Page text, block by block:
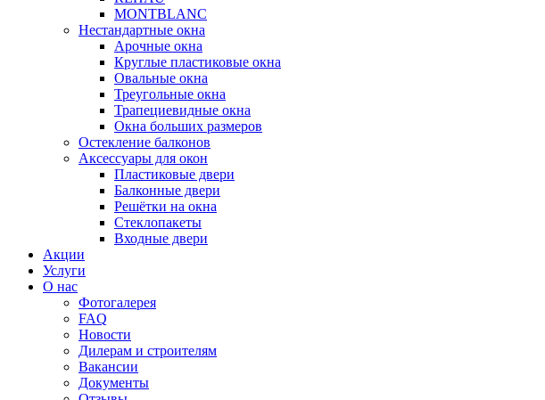
MONTBLANC
Нестандартные окна
Арочные окна
Круглые пластиковые окна
Овальные окна
Треугольные окна
Трапециевидные окна
Окна больших размеров
Остекление балконов
Аксессуары для окон
Пластиковые двери
Балконные двери
Решётки на окна
Стеклопакеты
Входные двери
Акции
Услуги
О нас
Фотогалерея
FAQ
Новости
Дилерам и строителям
Вакансии
Документы